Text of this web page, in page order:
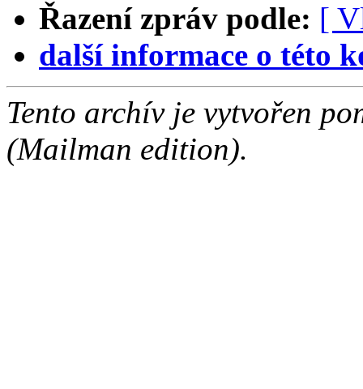
Řazení zpráv podle: [
další informace o této
Tento archív je vytvořen
(Mailman edition).